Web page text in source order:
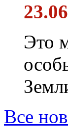
Это
Все